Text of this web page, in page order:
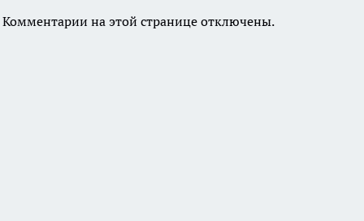
Комментарии на этой странице отключены.